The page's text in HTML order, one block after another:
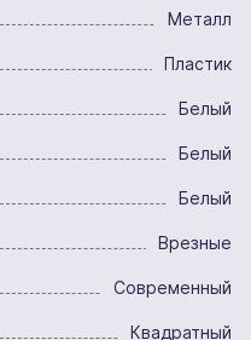
Металл
Пластик
Белый
Белый
Белый
Врезные
Современный
Квадратный